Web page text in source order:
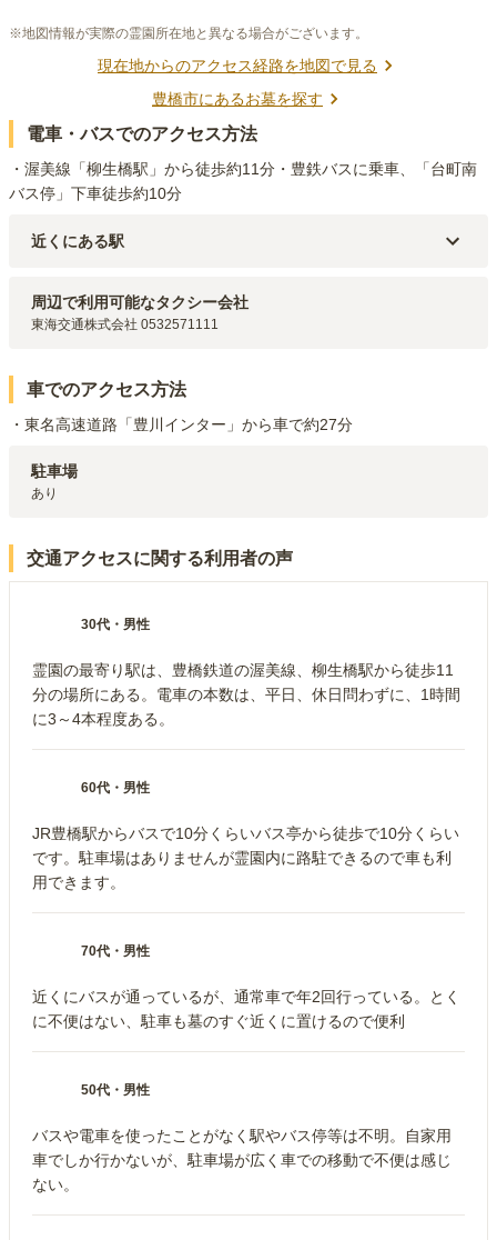
※地図情報が実際の霊園所在地と異なる場合がございます。
現在地からのアクセス経路を地図で見る
豊橋市にあるお墓を探す
電車・バスでのアクセス方法
・渥美線「柳生橋駅」から徒歩約11分・豊鉄バスに乗車、「台町南
バス停」下車徒歩約10分
近くにある駅
豊橋鉄道東田本線
東八町駅（2.1km
豊橋鉄道東田本線
札木駅（2.2km
周辺で利用可能なタクシー会社
東海交通株式会社 0532571111
車でのアクセス方法
・東名高速道路「豊川インター」から車で約27分
駐車場
あり
交通アクセスに関する利用者の声
30代 ・ 男性
霊園の最寄り駅は、豊橋鉄道の渥美線、柳生橋駅から徒歩11
分の場所にある。電車の本数は、平日、休日問わずに、1時間
に3～4本程度ある。
60代 ・ 男性
JR豊橋駅からバスで10分くらいバス亭から徒歩で10分くらい
です。駐車場はありませんが霊園内に路駐できるので車も利
用できます。
70代 ・ 男性
近くにバスが通っているが、通常車で年2回行っている。とく
に不便はない、駐車も墓のすぐ近くに置けるので便利
50代 ・ 男性
バスや電車を使ったことがなく駅やバス停等は不明。自家用
車でしか行かないが、駐車場が広く車での移動で不便は感じ
ない。